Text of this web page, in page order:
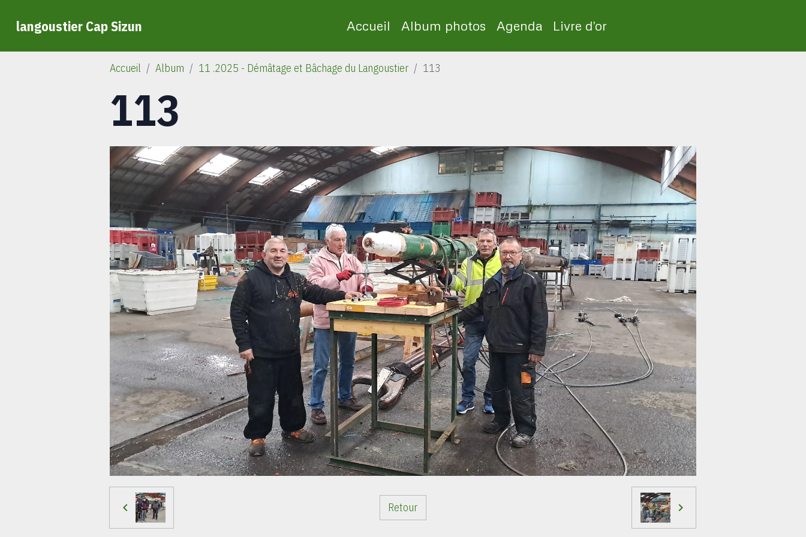
langoustier Cap Sizun Accueil Album photos Agenda Livre d'or
Accueil Album 11 .2025 - Démâtage et Bâchage du Langoustier 113
113
Retour